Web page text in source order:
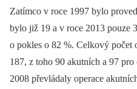
Zatímco v roce 1997 bylo
bylo již 19 a v roce 2013 pouze
o pokles o 82 %. Celkový počet
187, z toho 90 akutních a 97
2008 převládaly operace